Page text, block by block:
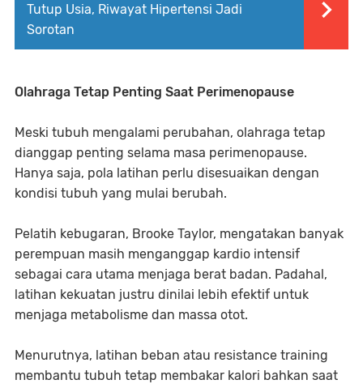
Tutup Usia, Riwayat Hipertensi Jadi
Sorotan
Olahraga Tetap Penting Saat Perimenopause
Meski tubuh mengalami perubahan, olahraga tetap
dianggap penting selama masa perimenopause.
Hanya saja, pola latihan perlu disesuaikan dengan
kondisi tubuh yang mulai berubah.
Pelatih kebugaran, Brooke Taylor, mengatakan banyak
perempuan masih menganggap kardio intensif
sebagai cara utama menjaga berat badan. Padahal,
latihan kekuatan justru dinilai lebih efektif untuk
menjaga metabolisme dan massa otot.
Menurutnya, latihan beban atau resistance training
membantu tubuh tetap membakar kalori bahkan saat